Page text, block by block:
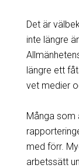
Det är
inte längre
längre ett
vet medier
Många som
med förr.
arbetssätt